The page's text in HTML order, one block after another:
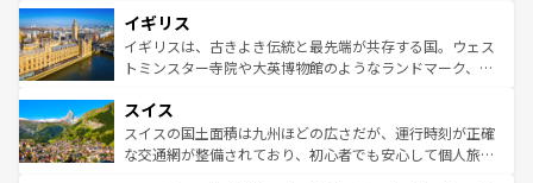
香り高いラベンダー畑など、多彩な楽しみ方が可能だ。さ
らに、パリ以外の地域にも魅力が溢れており、どの街角に
も豊かな歴史と文化が息づいている。パリ以外の個性あふ
を参照してほしい。
顔を持つこの国は、どこを歩いても飽きることがない。ベ
ルリンの文化的活気、バイエルン州のアルプスの絶景、そ
してライン川沿いのワイン畑といった風景は必見。ビール
は、お酒好きな人にはぜひ体験してほしい。 なお、新着の
ドイツ情報はコンテンツ一覧を参照してほしい。
イギリス
イギリスは、古きよき伝統と最先端が共存する国。ウェス
トミンスター寺院や大英博物館のようなランドマーク、歴
リアごとに異なる魅力がある。また、優雅なアフタヌーン
ティー、ビール好きにはたまらない英国パブ、サッカー観
戦など、本場だからこそできる体験も豊富。イギリスを旅
スイス
スイスの国土面積は九州ほどの広さだが、運行時刻が正確
な交通網が整備されており、初心者でも安心して個人旅行